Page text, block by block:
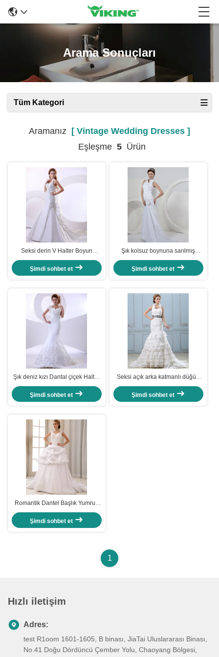
Arama Sonuçları
Tüm Kategori
Aramanız [ Vintage Wedding Dresses ]
Eşleşme 5 Ürün
Seksi derin V Halter Boyun
Düğün elbiseleri uzun kuyruklu
düğün elbiseleri
Şimdi sohbet et
Şık kolsuz boynuna sarılmış
eşarplı düğün elbiseleri, fildişi.
Şimdi sohbet et
Şık deniz kızı Dantal çiçek Halter
Boynuz Kısa kollu düğün
elbiseleri
Şimdi sohbet et
Seksi açık arka katmanlı düğün
elbisesi kemerli, belli kadın
düğün elbiseleri
Şimdi sohbet et
Romantik Dantel Başlık Yumruk
Halter Boynun Kalp Şekilli
Sutyenli Düğün Elbiseleri
Şimdi sohbet et
1
Hızlı iletişim
Adres:
test R1oom 1601-1605, B binası, JiaTai Uluslararası Binası,
No.41 Doğu Dördüncü Çember Yolu, Chaoyang Bölgesi,